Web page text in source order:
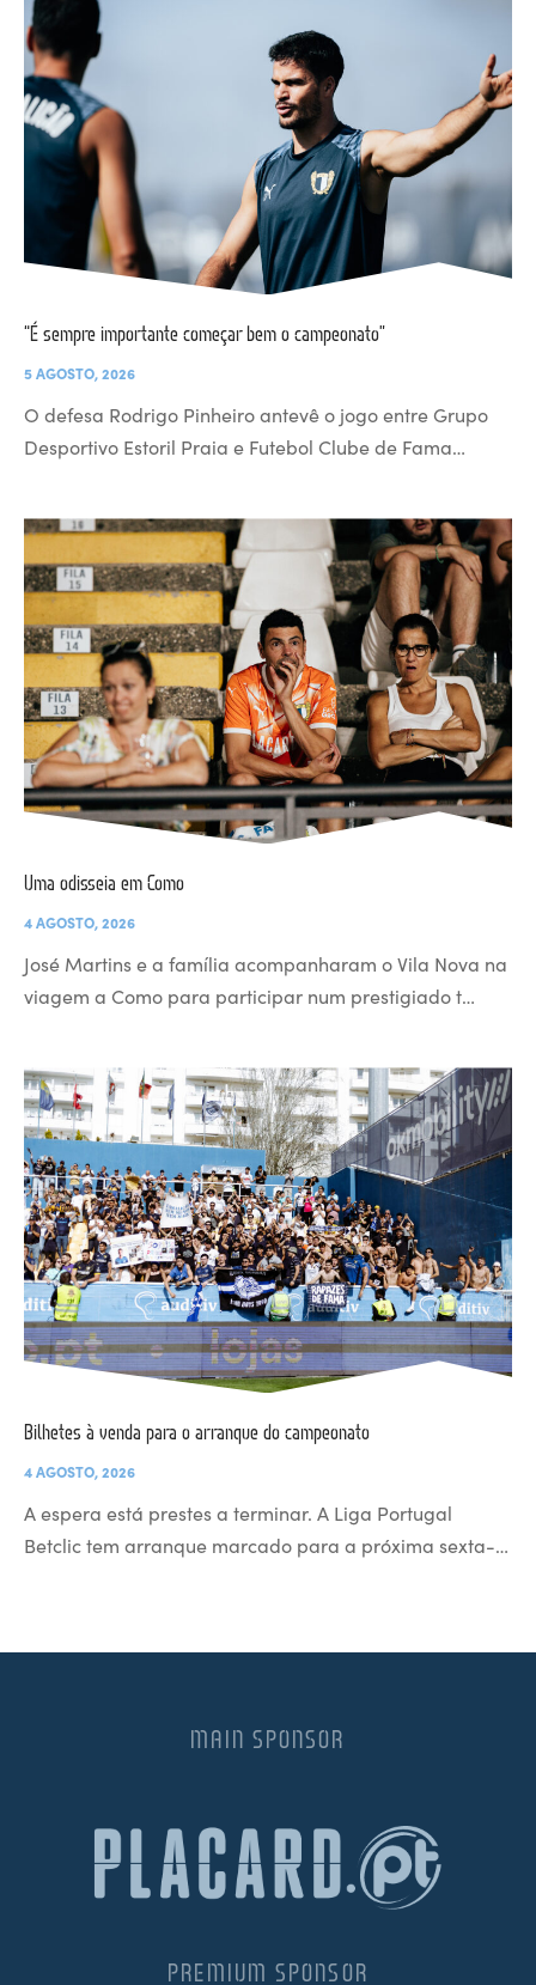
“É sempre importante começar bem o campeonato”
5 AGOSTO, 2026
O defesa Rodrigo Pinheiro antevê o jogo entre Grupo
Desportivo Estoril Praia e Futebol Clube de Fama…
Uma odisseia em Como
4 AGOSTO, 2026
José Martins e a família acompanharam o Vila Nova na
viagem a Como para participar num prestigiado t…
Bilhetes à venda para o arranque do campeonato
4 AGOSTO, 2026
A espera está prestes a terminar. A Liga Portugal
Betclic tem arranque marcado para a próxima sexta-…
MAIN SPONSOR
PREMIUM SPONSOR